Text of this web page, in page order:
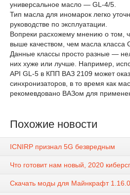
универсальное масло — GL-4/5.
Тип масла для иномарок легко
руководстве по эксплуатации.
Вопреки расхожему мнению о том,
выше качеством, чем масла класса
Данные классы просто разные —
них хуже или лучше. Например,
API GL-5 в КПП ВАЗ 2109 может
синхронизаторов, в то время как
рекомевдовано ВАЗом для
Похожие новости
ICNIRP признал 5G безвредным
Что готовит нам новый, 2020
Скачать моды для Майнкрафт